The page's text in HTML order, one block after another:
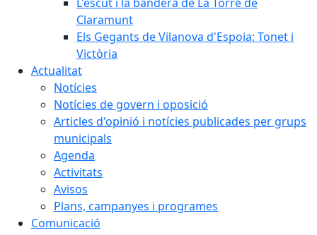
Claramunt
Els Gegants de Vilanova d'Espoia: Tonet i
Victòria
Actualitat
Notícies
Notícies de govern i oposició
Articles d'opinió i notícies publicades per grups
municipals
Agenda
Activitats
Avisos
Plans, campanyes i programes
Comunicació